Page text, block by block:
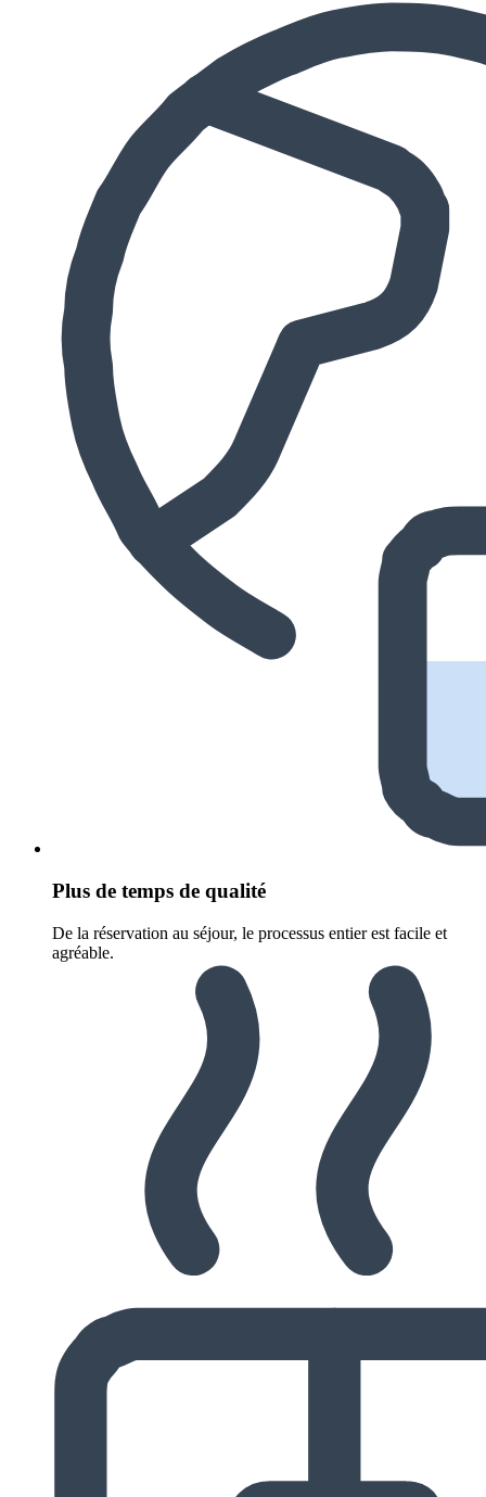
Plus de temps de qualité
De la réservation au séjour, le processus entier est facile et
agréable.